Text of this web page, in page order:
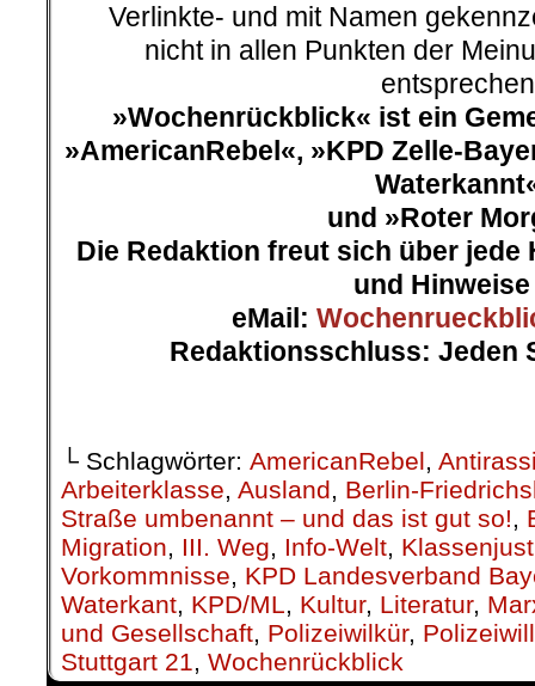
Verlinkte- und mit Namen
nicht in allen Punkten der
»Wochenrückblick« ist ein
»AmericanRebel«, »KPD Zelle-
und »Roter
Die Redaktion freut sich über jede
und Hinweise
eMail:
Redaktionsschluss: Jeden
└ Schlagwörter: AmericanRebel,
Arbeiterklasse, Ausland, Berlin-
Straße umbenannt – und das ist gut so!,
Migration, III. Weg, Info-Welt,
Vorkommnisse, KPD Landesverband
Waterkant, KPD/ML, Kultur, Literatur,
und Gesellschaft, Polizeiwilkür,
Stuttgart 21, Wochenrückblick